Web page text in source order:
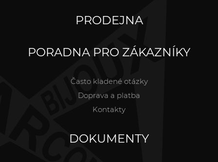
PRODEJNA
PORADNA PRO ZÁKAZNÍKY
Často kladené otázky
Doprava a platba
Kontakty
DOKUMENTY